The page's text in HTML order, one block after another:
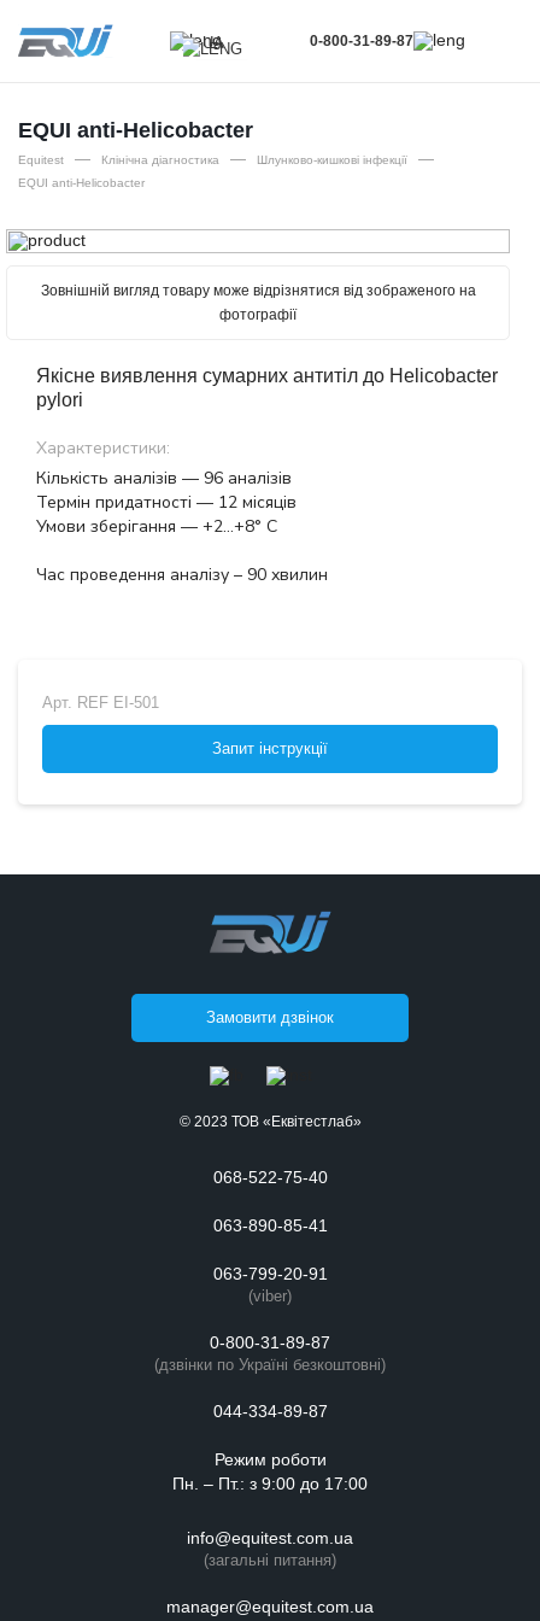
UA
EN
RU
0-800-31-89-87
EQUI anti-Helicobacter
Equitest — Клінічна діагностика — Шлунково-кишкові інфекції —
EQUI anti-Helicobacter
Зовнішній вигляд товару може відрізнятися від зображеного на
фотографії
Якісне виявлення сумарних антитіл до Helicobacter
pylori
Характеристики:
Кількість аналізів — 96 аналізів
Термін придатності — 12 місяців
Умови зберігання — +2…+8° С
Час проведення аналізу – 90 хвилин
Арт. REF EI-501
Запит інструкції
Замовити дзвінок
© 2023 ТОВ «Еквітестлаб»
068-522-75-40
063-890-85-41
063-799-20-91
(viber)
0-800-31-89-87
(дзвінки по Україні безкоштовні)
044-334-89-87
Режим роботи
Пн. – Пт.: з 9:00 до 17:00
info@equitest.com.ua
(загальні питання)
manager@equitest.com.ua